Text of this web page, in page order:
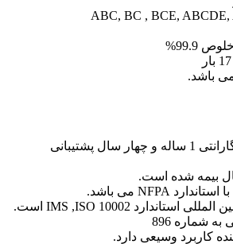
99.9%
باشد.
1. این کپسول دارای گارانتی 1 ساله و چهار سال پشتیبانی